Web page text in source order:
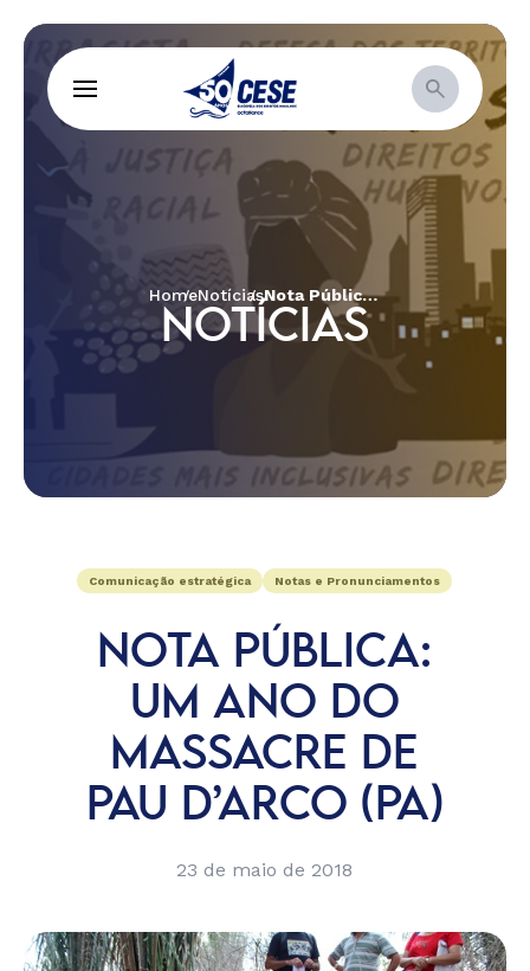
HomeNotícias Nota Pública: um ano do massacre de Pau D’Arco (PA)
NOTÍCIAS
Comunicação estratégica Notas e Pronunciamentos
NOTA PÚBLICA:
UM ANO DO
MASSACRE DE
PAU D’ARCO (PA)
23 de maio de 2018